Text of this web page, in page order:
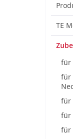
TE
für
für
für
für
für